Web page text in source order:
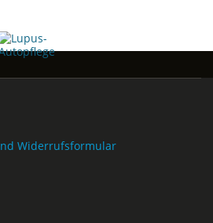
Widerrufsformular